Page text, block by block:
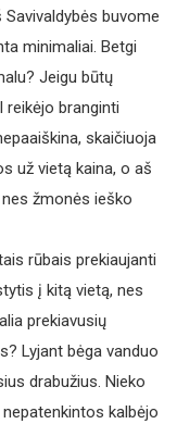
buvome
minimaliai. Betgi
Jeigu būtų
reikėjo branginti
skaičiuoja
už vietą kaina, o aš
žmonės ieško
rūbais prekiaujanti
į kitą vietą, nes
prekiavusių
Lyjant bėga vanduo
drabužius. Nieko
kalbėjo